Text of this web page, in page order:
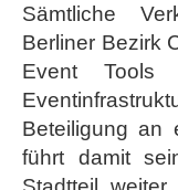
Sämtliche
Berliner Bezirk
Event Tools
Beteiligung an
führt damit